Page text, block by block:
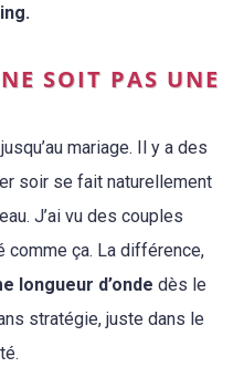
SOIT PAS UNE
mariage. Il y a des
soir se fait naturellement
J’ai vu des couples
comme ça. La différence,
longueur d’onde dès le
stratégie, juste dans le